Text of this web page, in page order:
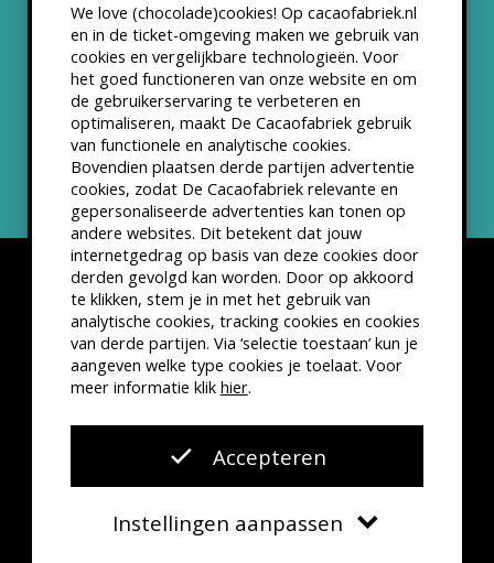
We love (chocolade)cookies! Op cacaofabriek.nl
en in de ticket-omgeving maken we gebruik van
cookies en vergelijkbare technologieën. Voor
het goed functioneren van onze website en om
de gebruikerservaring te verbeteren en
optimaliseren, maakt De Cacaofabriek gebruik
van functionele en analytische cookies.
Bovendien plaatsen derde partijen advertentie
cookies, zodat De Cacaofabriek relevante en
gepersonaliseerde advertenties kan tonen op
andere websites. Dit betekent dat jouw
internetgedrag op basis van deze cookies door
derden gevolgd kan worden. Door op akkoord
te klikken, stem je in met het gebruik van
analytische cookies, tracking cookies en cookies
van derde partijen. Via ‘selectie toestaan’ kun je
aangeven welke type cookies je toelaat. Voor
meer informatie klik hier.
Accepteren
Instellingen aanpassen
Partners & Samenwerkingen
ANBI status
Nieuwsbrief
Disclaimer Privacyverklaring
Kleine lettertjes
VSCD Bezoekersvoorwaarden
Website doorThe Cre8ion.Lab